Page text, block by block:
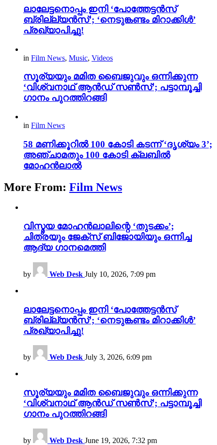
ലാലേട്ടനൊപ്പം ഇനി ‘പോത്തേട്ടൻസ്
ബ്രില്ല്യൻസ്’; ‘നെടുങ്കണ്ടം മിറാക്കിൾ’
പ്രഖ്യാപിച്ചു!
in Film News, Music, Videos
സൂര്യയും മമിത ബൈജുവും ഒന്നിക്കുന്ന
‘വിശ്വനാഥ് ആൻഡ് സൺസ്’; പട്ടാമ്പൂച്ചി
ഗാനം പുറത്തിറങ്ങി
in Film News
58 മണിക്കൂറിൽ 100 കോടി കടന്ന് ‘ദൃശ്യം 3’;
അഞ്ചാമതും 100 കോടി ക്ലബിൽ
മോഹൻലാൽ
More From: Film News
വിസ്മയ മോഹൻലാലിന്റെ ‘തുടക്കം’;
ചിത്രയും ജേക്സ് ബിജോയിയും ഒന്നിച്ച
ആദ്യ ഗാനമെത്തി
by Web Desk July 10, 2026, 7:09 pm
ലാലേട്ടനൊപ്പം ഇനി ‘പോത്തേട്ടൻസ്
ബ്രില്ല്യൻസ്’; ‘നെടുങ്കണ്ടം മിറാക്കിൾ’
പ്രഖ്യാപിച്ചു!
by Web Desk July 3, 2026, 6:09 pm
സൂര്യയും മമിത ബൈജുവും ഒന്നിക്കുന്ന
‘വിശ്വനാഥ് ആൻഡ് സൺസ്’; പട്ടാമ്പൂച്ചി
ഗാനം പുറത്തിറങ്ങി
by Web Desk June 19, 2026, 7:32 pm